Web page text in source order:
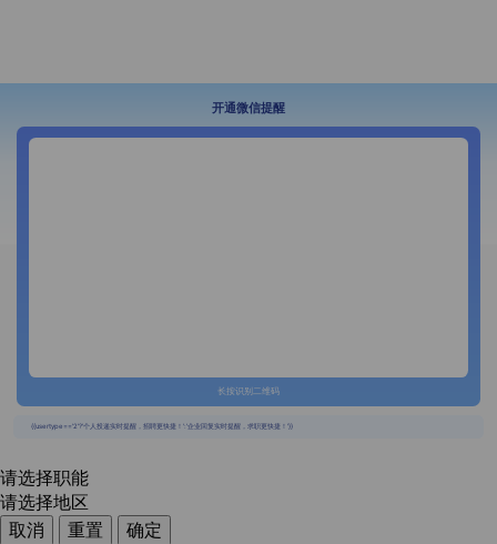
开通微信提醒
长按识别二维码
{{usertype=='2'?'个人投递实时提醒，招聘更快捷！':'企业回复实时提醒，求职更快捷！'}}
请选择职能
请选择地区
取消
重置
确定